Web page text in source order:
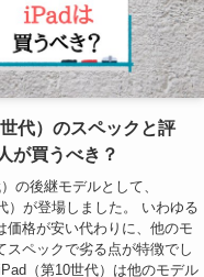
代）のスペックと評
が買うべき？
の後継モデルとして、
）が登場しました。 いわゆる
価格が安い代わりに、他のモ
スペックで劣る点が特徴でし
（第10世代）は他のモデル